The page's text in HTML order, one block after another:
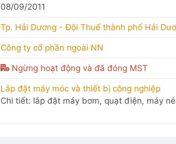
08/09/2011
Tp. Hải Dương - Đội Thuế thành phố Hải
Công ty cổ phần ngoài NN
Ngừng hoạt động và đã đóng MST
Lắp đặt máy móc và thiết bị công nghiệp
Chi tiết: lắp đặt máy bơm, quạt điện, máy